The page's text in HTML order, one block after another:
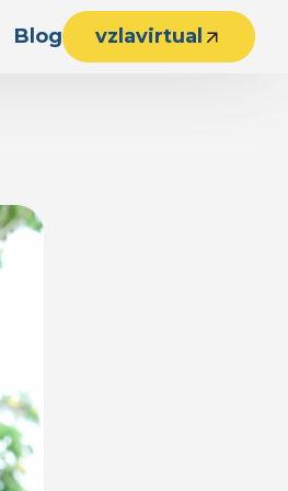
Blog vzlavirtual